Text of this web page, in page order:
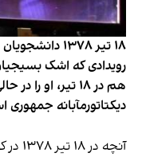
۱۸ تیر ۱۳۷۸
هم در ۱۸ تیر، او
دیکتاتورمآبانه